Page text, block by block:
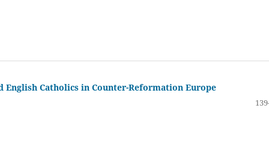
English Catholics in Counter-Reformation Europe